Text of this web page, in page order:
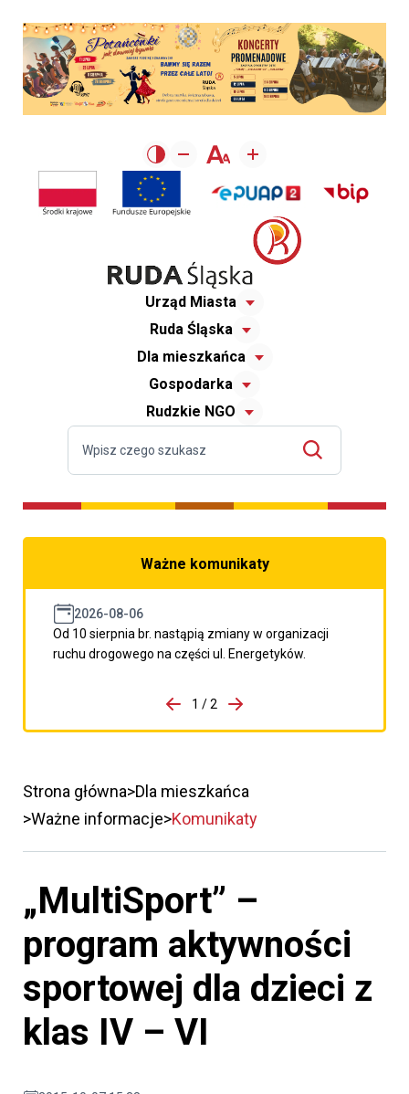
Urząd Miasta
Ruda Śląska
Dla mieszkańca
Gospodarka
Rudzkie NGO
Ważne komunikaty
2026-08-06
Od 10 sierpnia br. nastąpią zmiany w organizacji
ruchu drogowego na części ul. Energetyków.
porzpedniego komunikatu
1 / 2
Przejdź do następnego
Strona główna Dla mieszkańca
Ważne informacje Komunikaty
„MultiSport” –
program aktywności
sportowej dla dzieci z
klas IV – VI